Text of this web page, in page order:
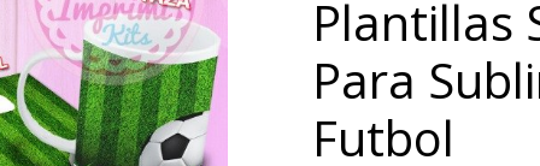
Plantillas
Para
Futbol